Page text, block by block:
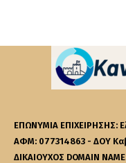
ΕΠΩΝΥΜΙΑ ΕΠΙΧΕΙΡΗΣΗΣ:
ΑΦΜ: 077314863 - ΔΟΥ
ΔΙΚΑΙΟΥΧΟΣ DOMAIN